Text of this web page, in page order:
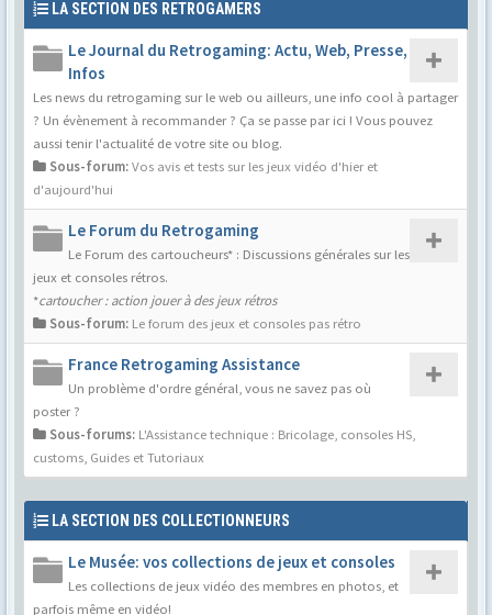
LA SECTION DES RETROGAMERS
Le Journal du Retrogaming: Actu, Web, Presse,
Infos
Les news du retrogaming sur le web ou ailleurs, une info cool à partager
? Un évènement à recommander ? Ça se passe par ici ! Vous pouvez
aussi tenir l'actualité de votre site ou blog.
Sous-forum:Vos avis et tests sur les jeux vidéo d'hier et
d'aujourd'hui
Le Forum du Retrogaming
Le Forum des cartoucheurs* : Discussions générales sur les
jeux et consoles rétros.
*cartoucher : action jouer à des jeux rétros
Sous-forum: Le forum des jeux et consoles pas rétro
France Retrogaming Assistance
Un problème d'ordre général, vous ne savez pas où
poster ?
Sous-forums: L'Assistance technique : Bricolage, consoles HS,
customs Guides et Tutoriaux
LA SECTION DES COLLECTIONNEURS
Le Musée: vos collections de jeux et consoles
Les collections de jeux vidéo des membres en photos, et
parfois même en vidéo!